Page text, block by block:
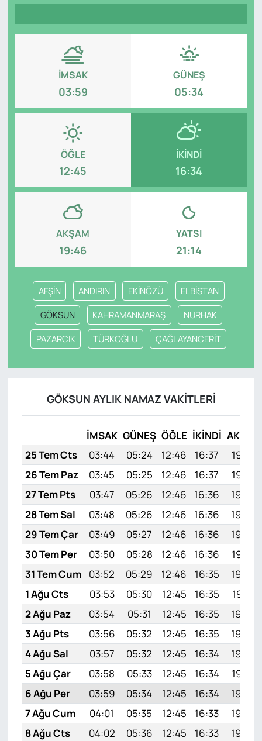
İMSAK
03:59
GÜNEŞ
05:34
ÖĞLE
12:45
İKINDI
16:34
AKŞAM
19:46
YATSI
21:14
AFŞİN ANDIRIN EKİNÖZÜ ELBİSTAN
GÖKSUN KAHRAMANMARAŞ NURHAK
PAZARCIK TÜRKOĞLU ÇAĞLAYANCERİT
GÖKSUN AYLIK NAMAZ VAKITLERI
İMSAK GÜNEŞ ÖĞLE İKINDI AKŞAM
25 Tem Cts
03:44 05:24 12:46 16:37
19:57
26 Tem Paz
03:45 05:25 12:46 16:37
19:57
27 Tem Pts
03:47 05:26 12:46 16:36
19:56
28 Tem Sal
03:48 05:26 12:46 16:36
19:55
29 Tem Çar
03:49 05:27 12:46 16:36
19:54
30 Tem Per
03:50 05:28 12:46 16:36
19:53
31 Tem Cum
03:52 05:29 12:46 16:35
19:52
1 Ağu Cts
03:53 05:30 12:45 16:35
19:51
2 Ağu Paz
03:54 05:31 12:45 16:35
19:50
3 Ağu Pts
03:56 05:32 12:45 16:35
19:49
4 Ağu Sal
03:57 05:32 12:45 16:34
19:48
5 Ağu Çar
03:58 05:33 12:45 16:34
19:47
6 Ağu Per
03:59 05:34 12:45 16:34
19:46
7 Ağu Cum
04:01 05:35 12:45 16:33
19:45
8 Ağu Cts
04:02 05:36 12:45 16:33
19:44
Genel
Gündem
Özel Haber
POLİTİKA
Siyaset